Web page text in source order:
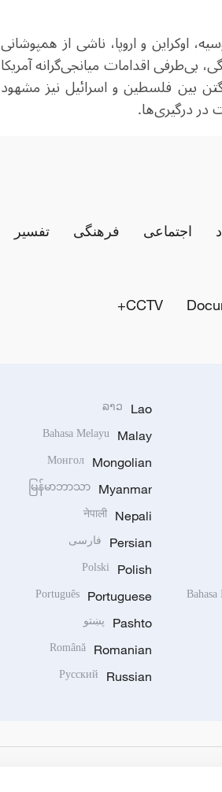
اوکراین و اروپا، ناشی از همپوشانی
اقدامات میانجی‌گرانه آمریکا
بین فلسطین و اسرائیل نیز مشهود
درگیری‌ها.
اجتماعی فرهنگی تفسیر
CCTV+
Bahasa
Lao
ລາວ
Malay
Bahasa Melayu
Mongolian
Монгол
Myanmar
မြန်မာဘာသာ
Nepali
नेपाली
Persian فارسی
Polish
Polski
Portuguese
Português
Pashto پښتو
Romanian
Română
Russian
Русский